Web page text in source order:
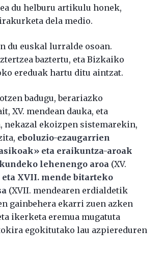
du helburu artikulu honek,
dela medio.
du euskal lurralde osoan.
baztertu, eta Bizkaiko
ereduak hartu ditu aintzat.
badugu, berariazko
XV. mendean dauka, eta
ekoizpen sistemarekin,
eboluzio-ezaugarrien
eta eraikuntza-aroak
lehenengo aroa (XV.
eta XVII. mende bitarteko
(XVII. mendearen erdialdetik
gainbehera ekarri zuen azken
ikerketa eremua mugatuta
egokitutako lau azpiereduren